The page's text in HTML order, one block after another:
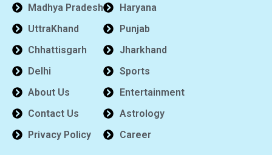
Madhya Pradesh
UttraKhand
Chhattisgarh
Delhi
About Us
Contact Us
Privacy Policy
Haryana
Punjab
Jharkhand
Sports
Entertainment
Astrology
Career